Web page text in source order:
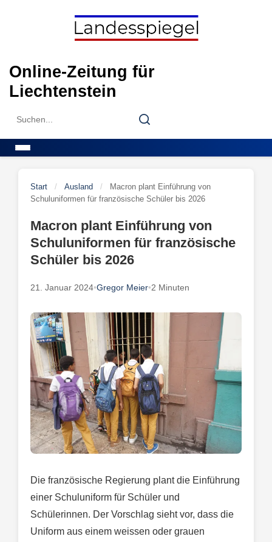
Online-Zeitung für
Liechtenstein
Search
Search
Start / Ausland /
Macron plant Einführung von
Schuluniformen für französische Schüler bis 2026
Macron plant Einführung von
Schuluniformen für französische
Schüler bis 2026
21. Januar 2024•Gregor Meier•2 Minuten
Die französische Regierung plant die Einführung
einer Schuluniform für Schüler und
Schülerinnen. Der Vorschlag sieht vor, dass die
Uniform aus einem weissen oder grauen